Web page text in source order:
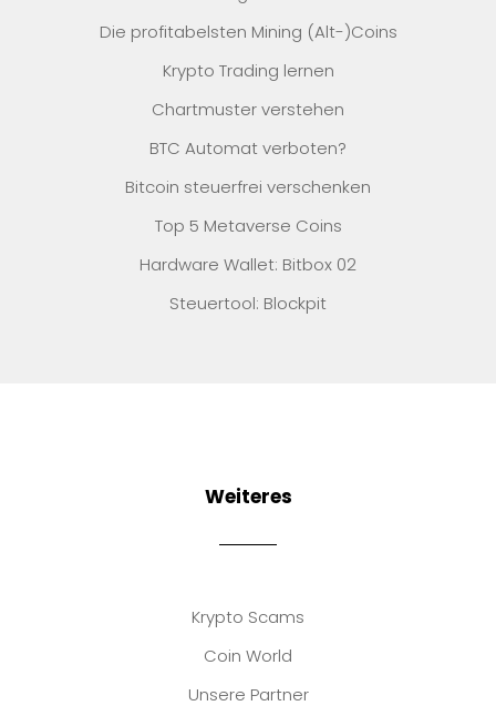
Die profitabelsten Mining (Alt-)Coins
Krypto Trading lernen
Chartmuster verstehen
BTC Automat verboten?
Bitcoin steuerfrei verschenken
Top 5 Metaverse Coins
Hardware Wallet: Bitbox 02
Steuertool: Blockpit
Weiteres
Krypto Scams
Coin World
Unsere Partner